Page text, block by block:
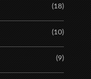
(18)
(10)
(9)